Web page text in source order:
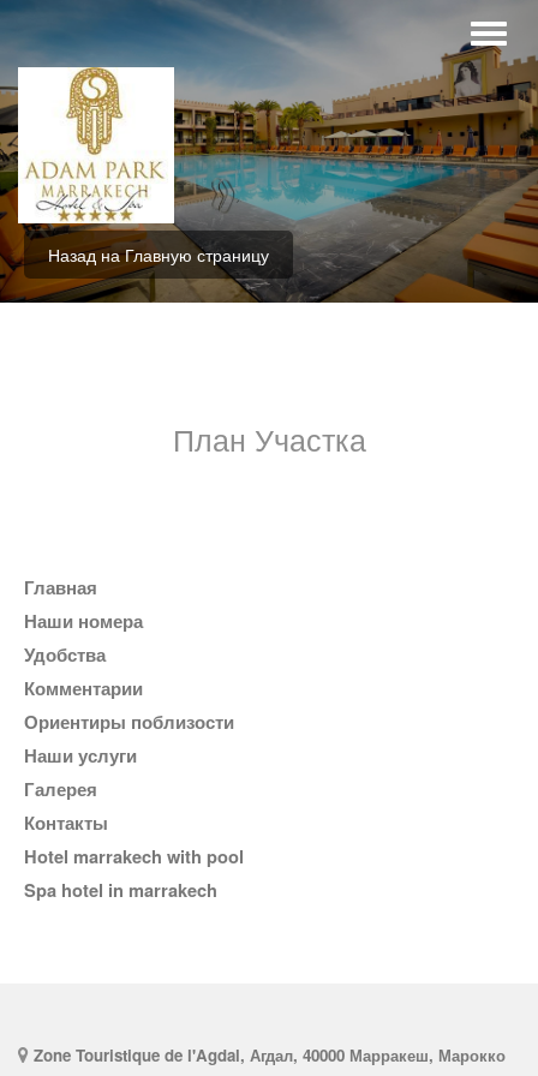
Назад на Главную страницу
План Участка
Главная
Наши номера
Удобства
комментарии
Ориентиры поблизости
Наши услуги
галерея
Контакты
hotel marrakech with pool
spa hotel in marrakech
Zone Touristique de l'Agdal, Агдал, 40000 Марракеш, Марокко